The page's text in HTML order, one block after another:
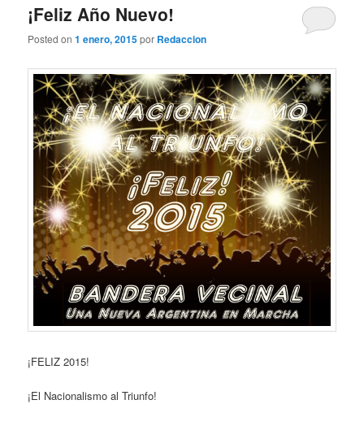
¡Feliz Año Nuevo!
Posted on1 enero, 2015por Redaccion
¡FELIZ 2015!
¡El Nacionalismo al Triunfo!